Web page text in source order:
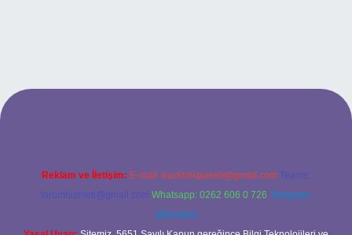
Reklam ve İletişim: E-mail: backlinkpaneli@gmail.com Teams:
forumhizmeti@gmail.com Whatsapp: 0262 606 0 726 Telegram:
@karabul